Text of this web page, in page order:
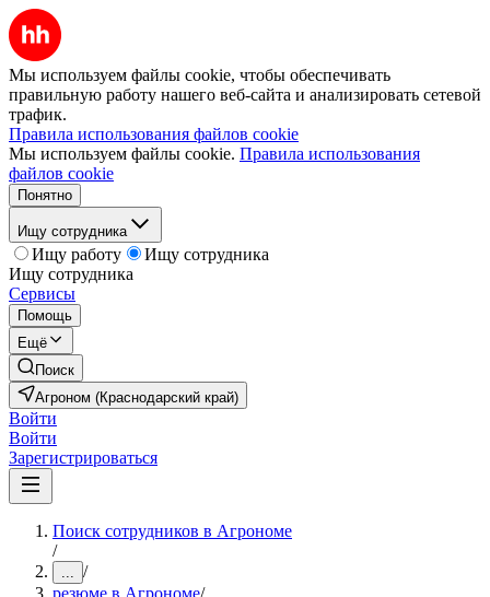
Мы используем файлы cookie, чтобы обеспечивать
правильную работу нашего веб-сайта и анализировать сетевой
трафик.
Правила использования файлов cookie
Мы используем файлы cookie. Правила использования
файлов cookie
Понятно
Ищу сотрудника
Ищу работу
Ищу сотрудника
Ищу сотрудника
Сервисы
Помощь
Ещё
Поиск
Агроном (Краснодарский край)
Войти
Войти
Зарегистрироваться
Поиск сотрудников в Агрономе
/
... /
резюме в Агрономе/